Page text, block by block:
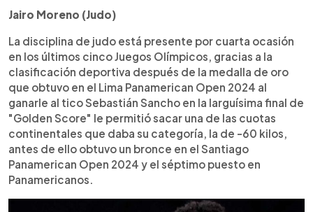
Jairo Moreno (Judo)
La disciplina de judo está presente por cuarta ocasión
en los últimos cinco Juegos Olímpicos, gracias a la
clasificación deportiva después de la medalla de oro
que obtuvo en el Lima Panamerican Open 2024 al
ganarle al tico Sebastián Sancho en la larguísima final de
"Golden Score" le permitió sacar una de las cuotas
continentales que daba su categoría, la de -60 kilos,
antes de ello obtuvo un bronce en el Santiago
Panamerican Open 2024 y el séptimo puesto en
Panamericanos.